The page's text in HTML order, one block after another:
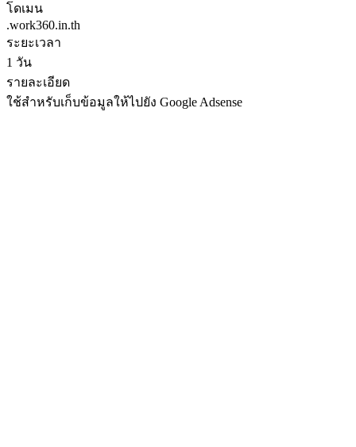
โดเมน
.work360.in.th
ระยะเวลา
1 วัน
รายละเอียด
ใช้สำหรับเก็บข้อมูลให้ไปยัง Google Adsense